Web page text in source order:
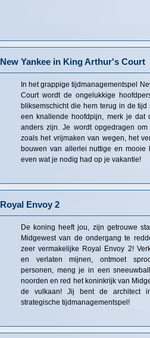
New Yankee in King Arthur's Court
In het grappige tijdmanagementspel
Court wordt de ongelukkige
bliksemschicht die hem terug in de tijd
een knallende hoofdpijn, merk je dat
anders zijn. Je wordt opgedragen
zoals het vrijmaken van wegen, het
bouwen van allerlei nuttige en mooie
even wat je nodig had op je vakantie!
Royal Envoy 2
De koning heeft jou, zijn getrouwe
Midgewest van de ondergang te
zeer vermakelijke Royal Envoy 2!
en verlaten mijnen, ontmoet
personen, meng je in een
noorden en red het koninkrijk van
de vulkaan! Jij bent de architect
strategische tijdmanagementspel!